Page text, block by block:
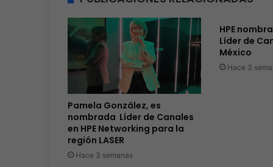
Pamela González, es
nombrada Líder de Canales
en HPE Networking para la
región LASER
Hace 3 semanas
HPE
Líder de
México
Hace 3